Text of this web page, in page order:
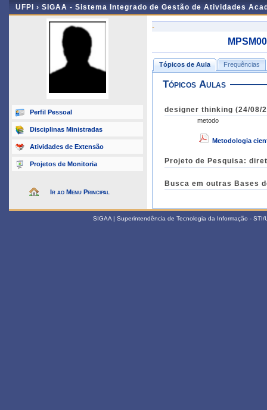
UFPI › SIGAA - Sistema Integrado de Gestão de Atividades
Perfil Pessoal
Disciplinas Ministradas
Atividades de Extensão
Projetos de Monitoria
Ir ao Menu Principal
-
Tópicos de Aula Frequências
Tópicos Aulas
designer thinking (24/08/
metodo
Metodologia
Projeto de Pesquisa:
Busca em outras Bases
SIGAA | Superintendência de Tecnologia da Informação -